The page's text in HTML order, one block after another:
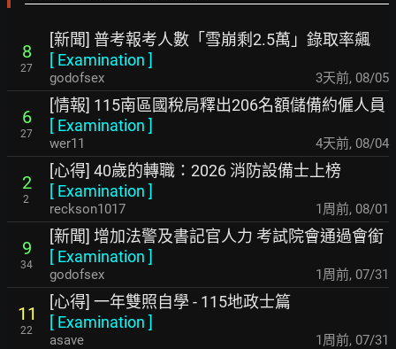
8
27
[新聞] 普考報考人數「雪崩剩2.5萬」錄取率飆
[ Examination ]
godofsex 3天前, 08/05
6
27
[情報] 115南區國稅局釋出206名額儲備約僱人員
[ Examination ]
wer11 4天前, 08/04
2
2
[心得] 40歲的轉職：2026 消防設備士上榜
[ Examination ]
reckson1017 1周前, 08/01
9
34
[新聞] 增加法警及書記官人力 考試院會通過會銜
[ Examination ]
godofsex 1周前, 07/31
11
22
[心得] 一年雙照自學 - 115地政士篇
[ Examination ]
asave 1周前, 07/31